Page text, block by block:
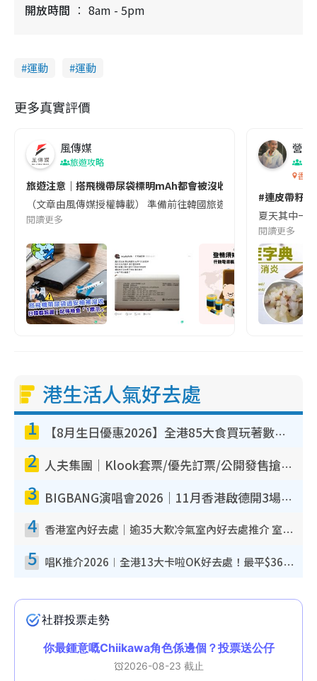
開放時間
8am - 5pm
運動 運動
更多真實評價
風傳媒
旅遊攻略
旅遊注意｜搭飛機帶尿袋標明mAh都會被沒收😱出發前切記檢查
（文章由風傳媒授權轉載） 準備前往韓國旅遊的民眾，近期要
閱讀更多
營養
香港
#連皮帶籽
夏天其中一
閱讀更多
港生活人氣好去處
1 【8月生日優惠2026】全港85大食買玩著數攻略 自助餐/火鍋放題同行免費＋誠品/DONKI送現金券
2 人夫集團｜Klook套票/優先訂票/公開發售搶飛攻略！附票價.購票連結.場地座位表
3 BIGBANG演唱會2026｜11月香港啟德開3場！實名制VIP申請、優先購票攻略
4 香港室內好去處｜逾35大歎冷氣室內好去處推介 室內活動免費避雨無懼落雨
5 唱K推介2026︱全港13大卡啦OK好去處！最平$36起 日文K都有！(附地址+收費詳情)